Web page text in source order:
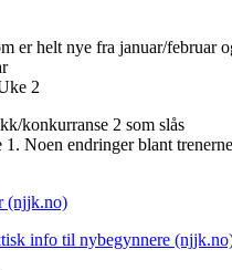
er helt nye fra januar/februar
2
konkurranse 2 som slås
Noen endringer blant trenerne
(njjk.no)
info til nybegynnere